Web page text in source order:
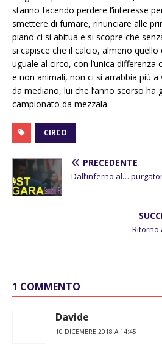
stanno facendo perdere l’interesse
smettere di fumare, rinunciare alle
piano ci si abitua e si scopre che
si capisce che il calcio, almeno
uguale al circo, con l’unica
e non animali, non ci si arrabbia più
da mediano, lui che l’anno scorso ha
campionato da mezzala.
CIRCO
PRECEDENTE
Dall’inferno al…
Ritorno
1 COMMENTO
Davide
10 DICEMBRE 2018 A 14:45